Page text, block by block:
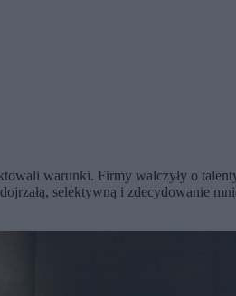
warunki. Firmy walczyły o
selektywną i zdecydowanie